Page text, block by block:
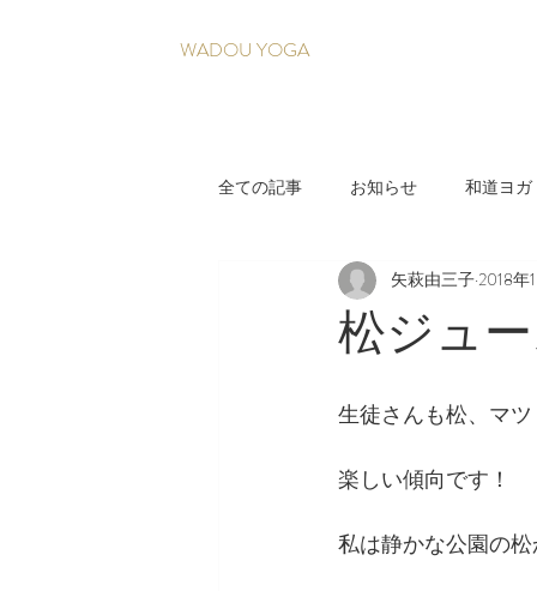
WADOU YOGA
全ての記事 お知らせ 和道ヨガ
疲れづらい身体を育てる養生法
松ジュ
矢萩由三子 2018年
生徒さんも松、マ
楽しい傾向です！
私は静かな公園の